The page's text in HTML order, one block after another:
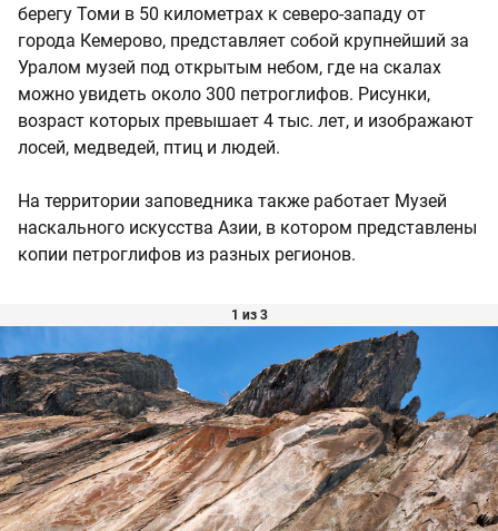
берегу Томи в 50 километрах к северо-западу от
города Кемерово, представляет собой крупнейший за
Уралом музей под открытым небом, где на скалах
можно увидеть около 300 петроглифов. Рисунки,
возраст которых превышает 4 тыс. лет, и изображают
лосей, медведей, птиц и людей.
На территории заповедника также работает Музей
наскального искусства Азии, в котором представлены
копии петроглифов из разных регионов.
1 из 3